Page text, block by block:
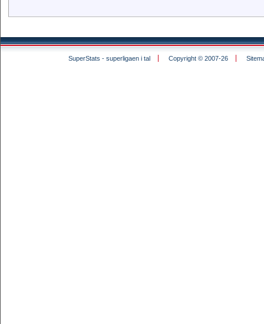
SuperStats - superligaen i tal Copyright © 2007-26